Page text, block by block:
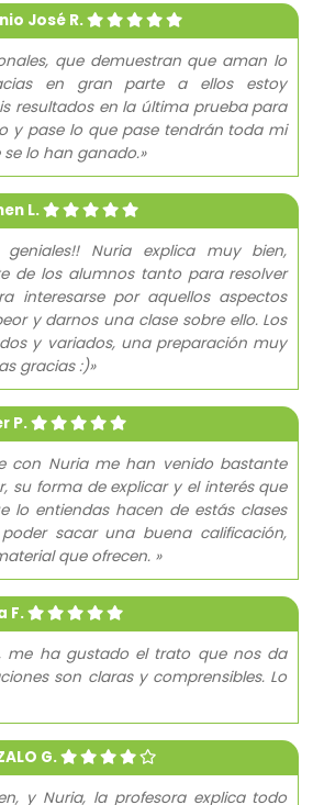
José R.
que demuestran que aman lo
en gran parte a ellos estoy
resultados en la última prueba para
y pase lo que pase tendrán toda mi
lo han ganado.»
L.
geniales!! Nuria explica muy bien,
de los alumnos tanto para resolver
interesarse por aquellos aspectos
y darnos una clase sobre ello. Los
y variados, una preparación muy
gracias :)»
P.
con Nuria me han venido bastante
su forma de explicar y el interés que
lo entiendas hacen de estás clases
sacar una buena calificación,
que ofrecen. »
F.
me ha gustado el trato que nos da
son claras y comprensibles. Lo
G.
y Nuria, la profesora explica todo